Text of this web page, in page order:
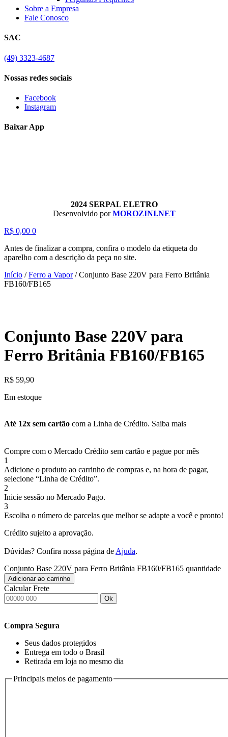
Sobre a Empresa
Fale Conosco
SAC
(49) 3323-4687
Nossas redes sociais
Facebook
Instagram
Baixar App
2024 SERPAL ELETRO
Desenvolvido porMOROZINI.NET
R$ 0,00 0
Antes de finalizar a compra, confira o modelo da etiqueta do
aparelho com a descrição da peça no site.
Início /Ferro a Vapor/Conjunto Base 220V para Ferro Britânia
FB160/FB165
Conjunto Base 220V para
Ferro Britânia FB160/FB165
R$ 59,90
Em estoque
Até 12x sem cartão com a Linha de Crédito. Saiba mais
Compre com o Mercado Crédito sem cartão e pague por mês
1
Adicione o produto ao carrinho de compras e, na hora de pagar,
selecione “Linha de Crédito”.
2
Inicie sessão no Mercado Pago.
3
Escolha o número de parcelas que melhor se adapte a você e pronto!
Crédito sujeito a aprovação.
Dúvidas? Confira nossa página deAjuda.
Conjunto Base 220V para Ferro Britânia FB160/FB165 quantidade
Adicionar ao carrinho
Calcular Frete
Ok
Compra Segura
Seus dados protegidos
Entrega em todo o Brasil
Retirada em loja no mesmo dia
Principais meios de pagamento